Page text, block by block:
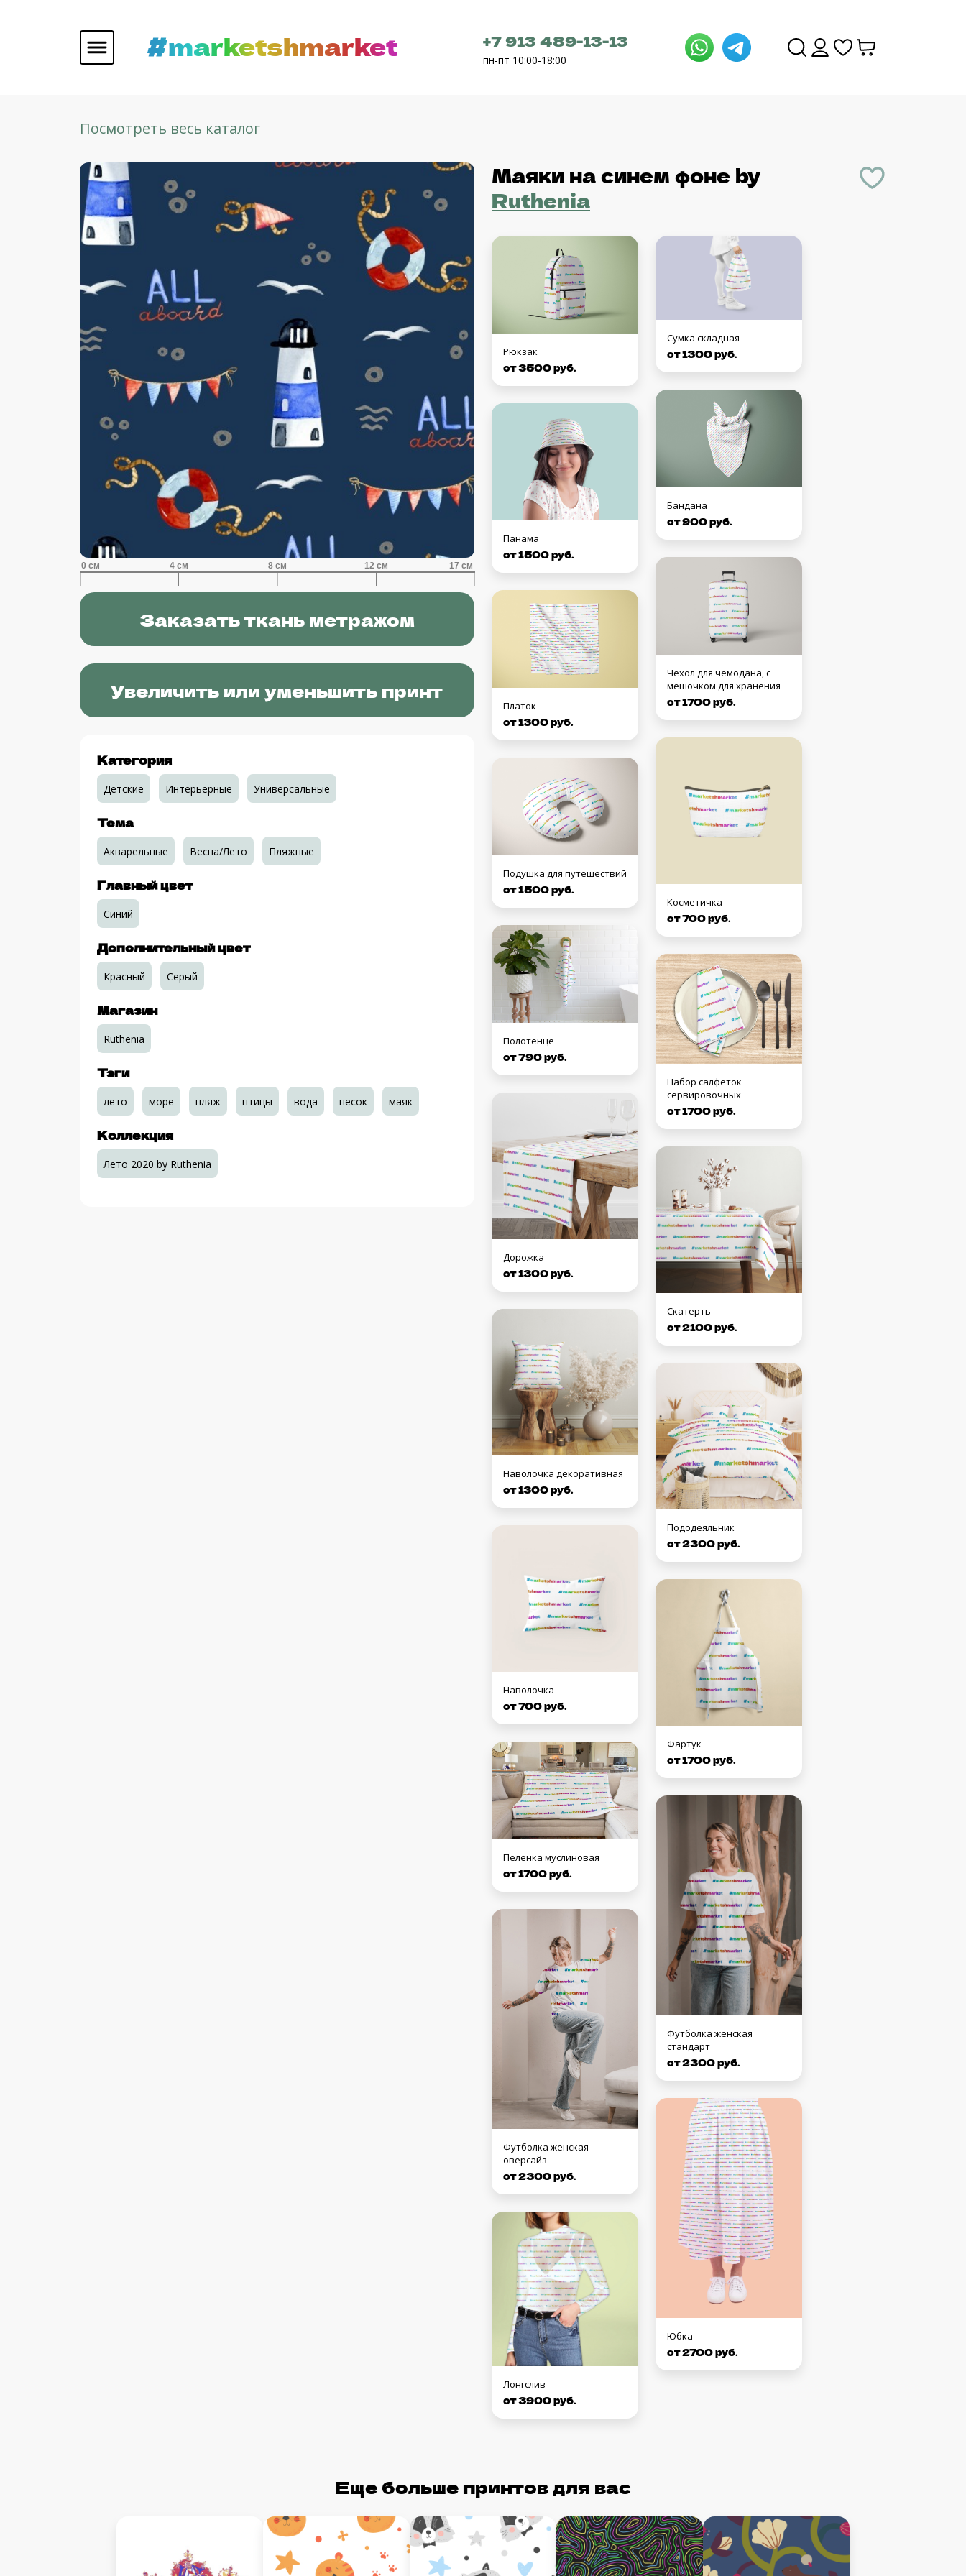
#marketshmarket +7 913 489-13-13
пн-пт 10:00-18:00
Посмотреть весь каталог
Маяки на синем фоне by
Ruthenia
Рюкзак
от 3500 руб.
Панама
от 1500 руб.
Платок
от 1300 руб.
Подушка для путешествий
от 1500 руб.
Полотенце
от 790 руб.
Дорожка
от 1300 руб.
Наволочка декоративная
от 1300 руб.
Наволочка
от 700 руб.
Пеленка муслиновая
от 1700 руб.
Футболка женская
оверсайз
от 2300 руб.
Лонгслив
от 3900 руб.
Сумка складная
от 1300 руб.
Бандана
от 900 руб.
Чехол для чемодана, с
мешочком для хранения
от 1700 руб.
Косметичка
от 700 руб.
Набор салфеток
сервировочных
от 1700 руб.
Скатерть
от 2100 руб.
Пододеяльник
от 2300 руб.
Фартук
от 1700 руб.
Футболка женская
стандарт
от 2300 руб.
Юбка
от 2700 руб.
Заказать ткань метражом
Увеличить или уменьшить принт
Категория
Детские Интерьерные Универсальные
Тема
Акварельные Весна/Лето Пляжные
Главный цвет
Синий
Дополнительный цвет
Красный Серый
Магазин
Ruthenia
Тэги
лето море пляж птицы вода песок маяк
Коллекция
Лето 2020 by Ruthenia
Еще больше принтов для вас